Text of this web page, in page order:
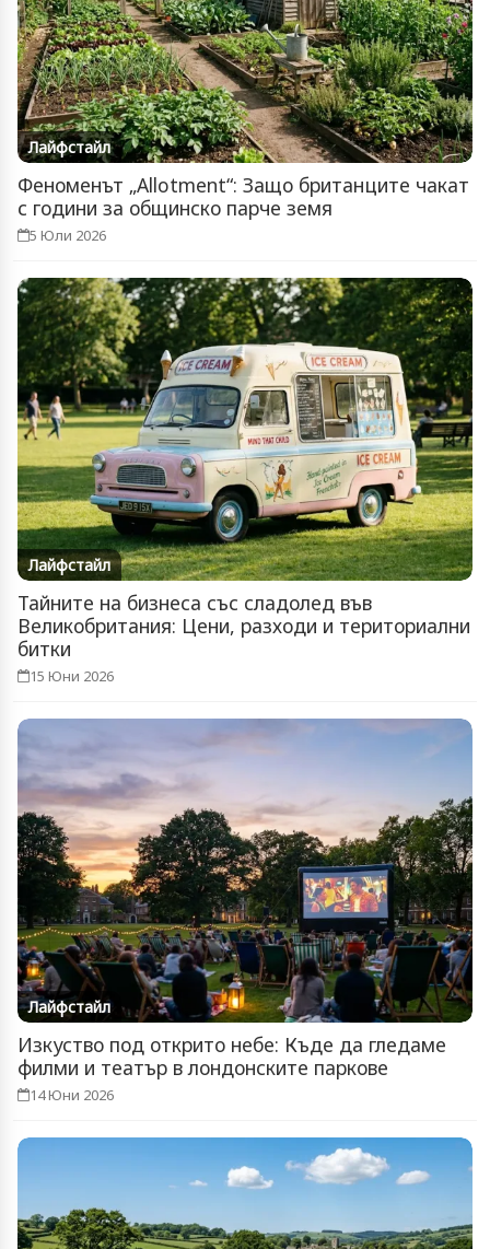
Лайфстайл
Феноменът „Allotment“: Защо британците чакат
с години за общинско парче земя
5 Юли 2026
Лайфстайл
Тайните на бизнеса със сладолед във
Великобритания: Цени, разходи и териториални
битки
15 Юни 2026
Лайфстайл
Изкуство под открито небе: Къде да гледаме
филми и театър в лондонските паркове
14 Юни 2026